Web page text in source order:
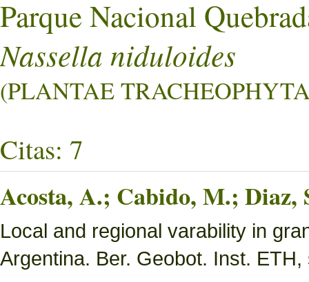
Parque Nacional
Nassella niduloides
(PLANTAE
Citas: 7
Acosta, A.; Cabido, M.; Diaz,
Local and regional varability in
Argentina. Ber. Geobot. Inst.